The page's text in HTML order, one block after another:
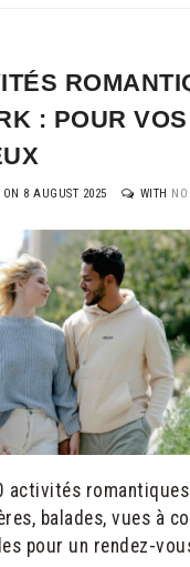
: POUR
ON 8 AUGUST 2025 WITH
activités romantiques
balades, vues à
pour un rendez-